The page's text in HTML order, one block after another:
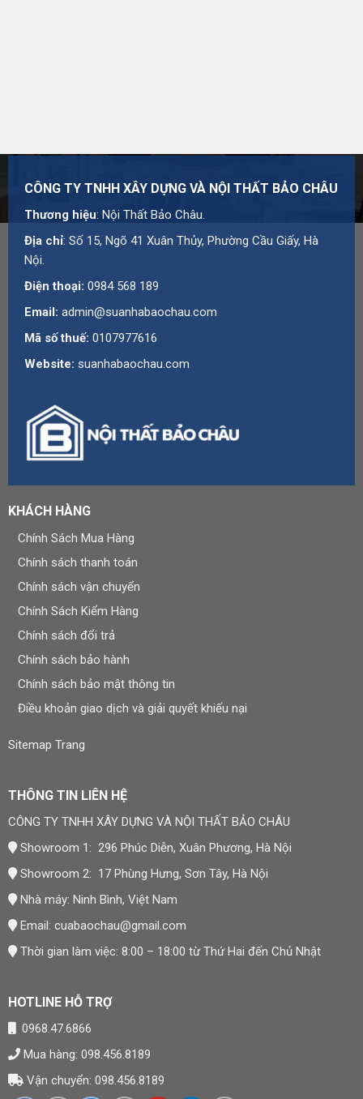
CÔNG TY TNHH XÂY DỰNG VÀ NỘI THẤT BẢO CHÂU
Thương hiệu: Nội Thất Bảo Châu.
Địa chỉ: Số 15, Ngõ 41 Xuân Thủy, Phường Cầu Giấy, Hà
Nội.
Điện thoại: 0984 568 189
Email: admin@suanhabaochau.com
Mã số thuế: 0107977616
Website: suanhabaochau.com
KHÁCH HÀNG
Chính Sách Mua Hàng
Chính sách thanh toán
Chính sách vận chuyển
Chính Sách Kiểm Hàng
Chính sách đổi trả
Chính sách bảo hành
Chính sách bảo mật thông tin
Điều khoản giao dịch và giải quyết khiếu nại
Sitemap Trang
THÔNG TIN LIÊN HỆ
CÔNG TY TNHH XÂY DỰNG VÀ NỘI THẤT BẢO CHÂU
Showroom 1: 296 Phúc Diễn, Xuân Phương, Hà Nội
Showroom 2: 17 Phùng Hưng, Sơn Tây, Hà Nội
Nhà máy: Ninh Bình, Việt Nam
Email: cuabaochau@gmail.com
Thời gian làm việc: 8:00 – 18:00 từ Thứ Hai đến Chủ Nhật
HOTLINE HỖ TRỢ
0968.47.6866
Mua hàng: 098.456.8189
Vận chuyển: 098.456.8189